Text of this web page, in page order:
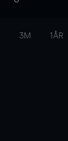
3M 1ÅR